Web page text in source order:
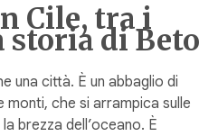
Cile, tra i
storia di Beto
una città. È un abbaglio di
che si arrampica sulle
brezza dell’oceano. È